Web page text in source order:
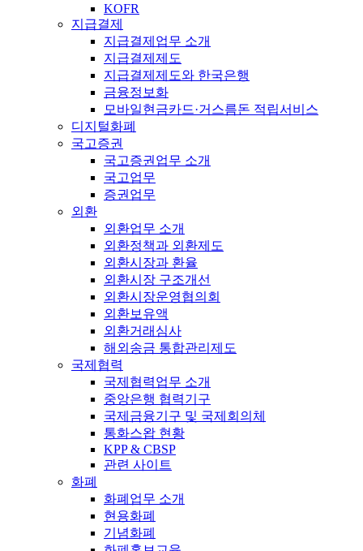
KOFR
지급결제
지급결제업무 소개
지급결제제도
지급결제제도와 한국은행
금융정보화
모바일현금카드·거스름돈 적립서비스
디지털화폐
국고증권
국고증권업무 소개
국고업무
증권업무
외환
외환업무 소개
외환정책과 외환제도
외환시장과 환율
외환시장 구조개선
외환시장운영협의회
외환보유액
외환거래심사
해외송금 통합관리제도
국제협력
국제협력업무 소개
중앙은행 협력기구
국제금융기구 및 국제회의체
통화스왑 현황
KPP & CBSP
관련 사이트
화폐
화폐업무 소개
현용화폐
기념화폐